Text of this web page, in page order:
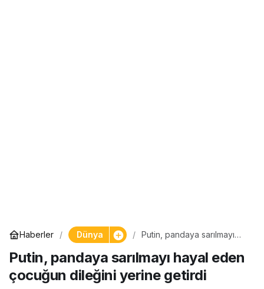
Haberler Dünya
Putin, pandaya sarılmayı
dileğini yerine getirdi
Putin, pandaya sarılmayı hayal eden
çocuğun dileğini yerine getirdi